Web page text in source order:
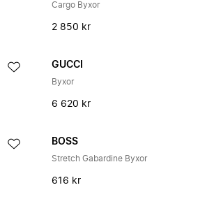
Cargo Byxor
2 850 kr
GUCCI
Byxor
6 620 kr
BOSS
Stretch Gabardine Byxor
616 kr